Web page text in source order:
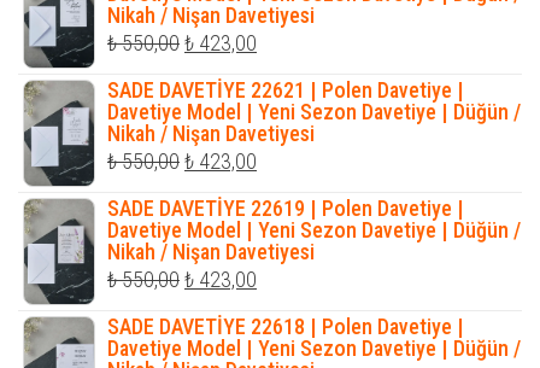
₺ 423,00.
Nikah / Nişan Davetiyesi
₺550,00Orijinal
fiyat:
₺ 550,00.
₺ 423,00
fiyat:
₺ 423,00.
SADE DAVETİYE 22621 | Polen Davetiye |
Davetiye Model | Yeni Sezon Davetiye | Düğün /
Nikah / Nişan Davetiyesi
₺550,00Orijinal
fiyat:
₺ 550,00.
₺ 423,00
fiyat:
₺ 423,00.
SADE DAVETİYE 22619 | Polen Davetiye |
Davetiye Model | Yeni Sezon Davetiye | Düğün /
Nikah / Nişan Davetiyesi
₺550,00Orijinal
fiyat:
₺ 550,00.
₺ 423,00
fiyat:
SADE DAVETİYE 22618 | Polen Davetiye |
Davetiye Model | Yeni Sezon Davetiye | Düğün /